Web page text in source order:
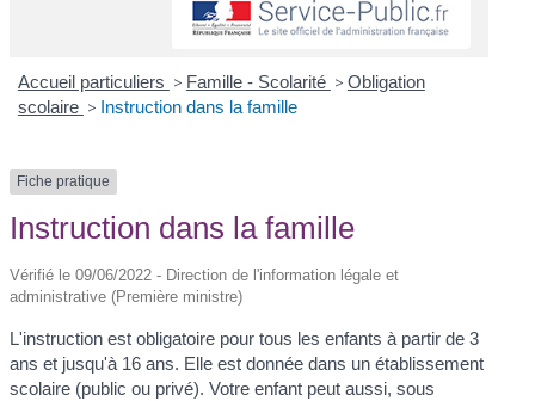
Accueil particuliers > Famille - Scolarité > Obligation
scolaire > Instruction dans la famille
Fiche pratique
Instruction dans la famille
Vérifié le 09/06/2022 - Direction de l'information légale et
administrative (Première ministre)
L'instruction est obligatoire pour tous les enfants à partir de 3
ans et jusqu'à 16 ans. Elle est donnée dans un établissement
scolaire (public ou privé). Votre enfant peut aussi, sous